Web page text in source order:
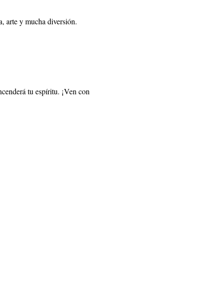
arte y mucha diversión.
tu espíritu. ¡Ven con